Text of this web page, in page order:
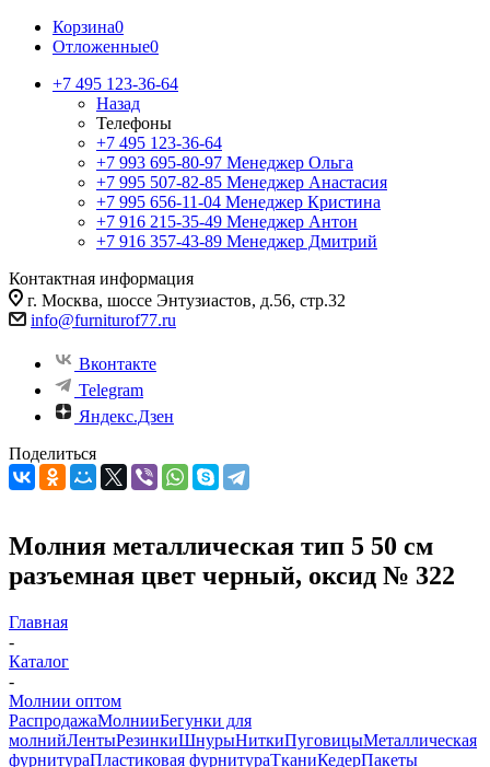
Корзина0
Отложенные0
+7 495 123-36-64
Назад
Телефоны
+7 495 123-36-64
+7 993 695-80-97 Менеджер Ольга
+7 995 507-82-85 Менеджер Анастасия
+7 995 656-11-04 Менеджер Кристина
+7 916 215-35-49 Менеджер Антон
+7 916 357-43-89 Менеджер Дмитрий
Контактная информация
г. Москва, шоссе Энтузиастов, д.56, стр.32
info@furniturof77.ru
Вконтакте
Telegram
Яндекс.Дзен
Поделиться
Молния металлическая тип 5 50 см
разъемная цвет черный, оксид № 322
Главная
-
Каталог
-
Молнии оптом
РаспродажаМолнииБегунки для
молнийЛентыРезинкиШнурыНиткиПуговицыМеталлическая
фурнитураПластиковая фурнитураТканиКедерПакеты